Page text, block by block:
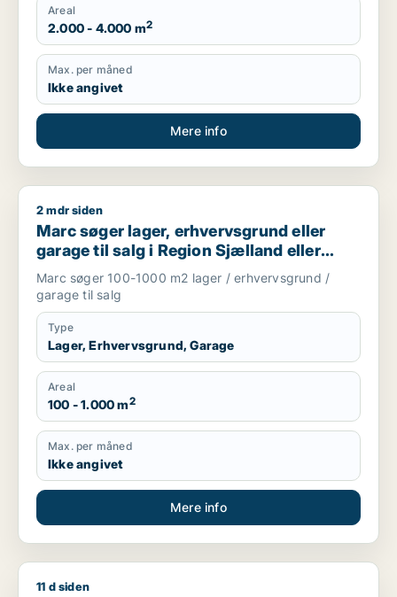
Areal
2.000 - 4.000 m2
Max. per måned
Ikke angivet
Mere info
Marc søger lager, erhvervsgrund eller garage til salg i
2 mdr siden
Marc søger lager, erhvervsgrund eller
garage til salg i Region Sjælland eller
Nordsjælland
Marc søger 100-1000 m2 lager / erhvervsgrund /
garage til salg
Type
Lager, Erhvervsgrund, Garage
Areal
100 - 1.000 m2
Max. per måned
Ikke angivet
Mere info
Cicilie søger kontor, lager, værksted, butik,
11 d siden